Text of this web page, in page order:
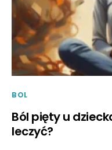
BOL
Ból pięty u
leczyć?